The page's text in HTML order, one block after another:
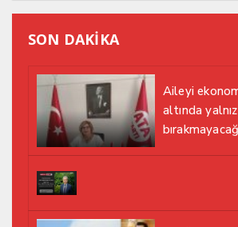
SON DAKİKA
Aileyi
altında yalnız